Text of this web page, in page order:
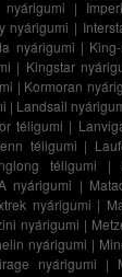
nyárigumi |
nyárigumi |
nyárigumi |
| Kingstar
| Kormoran
| Landsail
téligumi |
téligumi |
téligumi |
nyárigumi |
nyárigumi |
nyárigumi |
nyárigumi |
nyárigumi |